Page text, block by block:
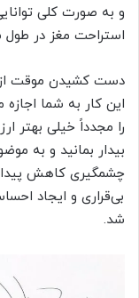
و به صورت کلی
استراحت مغز در
دست کشیدن موقت از
این کار به شما
را مجدداً خیلی بهتر
بیدار بمانید و به
چشمگیری کاهش پیدا
بی‌قراری و ایجاد
شد.